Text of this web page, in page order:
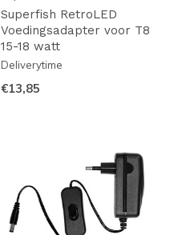
Superfish RetroLED
Voedingsadapter voor T8
15-18 watt
Deliverytime
€13,85